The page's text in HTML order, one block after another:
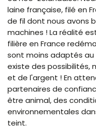
laine française, filé en
de fil dont nous avons
machines ! La réalité
filière en France
sont moins adaptés
existe des possibilités,
et de l'argent ! En
partenaires de
être animal, des
environnementales
teint.